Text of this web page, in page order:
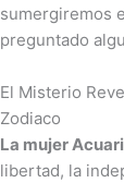
sumergiremos
preguntado
El Misterio
Zodiaco
La mujer
libertad, la